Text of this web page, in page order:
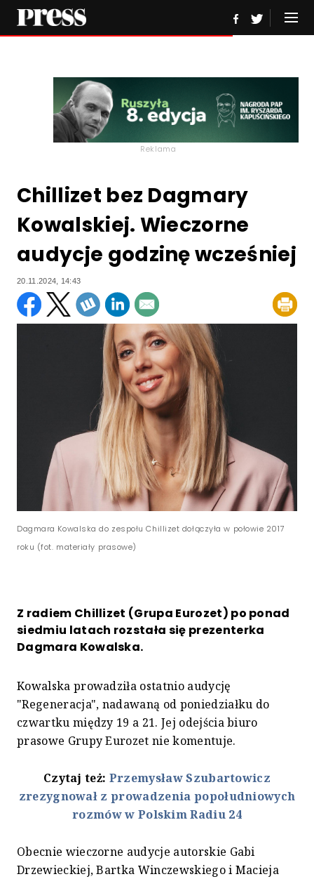
Reklama
Chillizet bez Dagmary
Kowalskiej. Wieczorne
audycje godzinę wcześniej
20.11.2024, 14:43
Dagmara Kowalska do zespołu Chillizet dołączyła w połowie 2017
roku (fot. materiały prasowe)
Z radiem Chillizet (Grupa Eurozet) po ponad
siedmiu latach rozstała się prezenterka
Dagmara Kowalska.
Kowalska prowadziła ostatnio audycję
"Regeneracja", nadawaną od poniedziałku do
czwartku między 19 a 21. Jej odejścia biuro
prasowe Grupy Eurozet nie komentuje.
Czytaj też: Przemysław Szubartowicz
zrezygnował z prowadzenia popołudniowych
rozmów w Polskim Radiu 24
Obecnie wieczorne audycje autorskie Gabi
Drzewieckiej, Bartka Winczewskiego i Macieja